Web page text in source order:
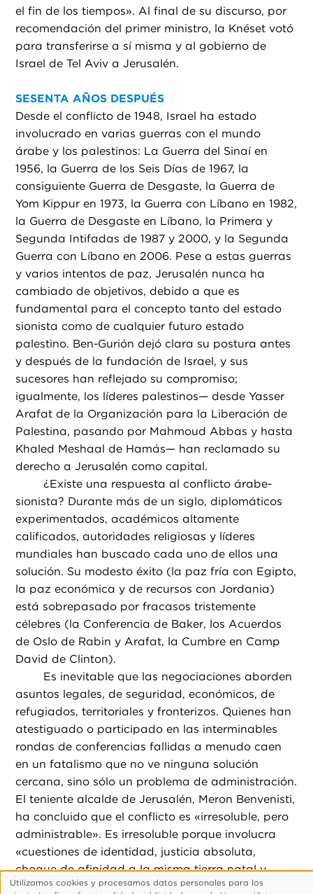
el fin de los tiempos». Al final de su discurso, por
recomendación del primer ministro, la Knéset votó
para transferirse a sí misma y al gobierno de
Israel de Tel Aviv a Jerusalén.
SESENTA AÑOS DESPUÉS
Desde el conflicto de 1948, Israel ha estado
involucrado en varias guerras con el mundo
árabe y los palestinos: La Guerra del Sinaí en
1956, la Guerra de los Seis Días de 1967, la
consiguiente Guerra de Desgaste, la Guerra de
Yom Kippur en 1973, la Guerra con Líbano en 1982,
la Guerra de Desgaste en Líbano, la Primera y
Segunda Intifadas de 1987 y 2000, y la Segunda
Guerra con Líbano en 2006. Pese a estas guerras
y varios intentos de paz, Jerusalén nunca ha
cambiado de objetivos, debido a que es
fundamental para el concepto tanto del estado
sionista como de cualquier futuro estado
palestino. Ben-Gurión dejó clara su postura antes
y después de la fundación de Israel, y sus
sucesores han reflejado su compromiso;
igualmente, los líderes palestinos— desde Yasser
Arafat de la Organización para la Liberación de
Palestina, pasando por Mahmoud Abbas y hasta
Khaled Meshaal de Hamás— han reclamado su
derecho a Jerusalén como capital.
¿Existe una respuesta al conflicto árabe-
sionista? Durante más de un siglo, diplomáticos
experimentados, académicos altamente
calificados, autoridades religiosas y líderes
mundiales han buscado cada uno de ellos una
solución. Su modesto éxito (la paz fría con Egipto,
la paz económica y de recursos con Jordania)
está sobrepasado por fracasos tristemente
célebres (la Conferencia de Baker, los Acuerdos
de Oslo de Rabin y Arafat, la Cumbre en Camp
David de Clinton).
Es inevitable que las negociaciones aborden
asuntos legales, de seguridad, económicos, de
refugiados, territoriales y fronterizos. Quienes han
atestiguado o participado en las interminables
rondas de conferencias fallidas a menudo caen
en un fatalismo que no ve ninguna solución
cercana, sino sólo un problema de administración.
El teniente alcalde de Jerusalén, Meron Benvenisti,
ha concluido que el conflicto es «irresoluble, pero
administrable». Es irresoluble porque involucra
«cuestiones de identidad, justicia absoluta,
choque de afinidad a la misma tierra natal y
mitos en conflicto».
Uso
Utilizamos cookies y procesamos datos personales para los